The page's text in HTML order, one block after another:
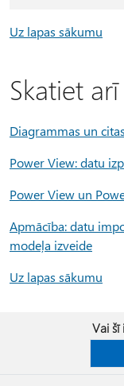
Uz lapas sākumu
Skatiet arī
Diagrammas un
Power View: datu
Power View un
Apmācība: datu
modeļa izveide
Uz lapas sākumu
Vai